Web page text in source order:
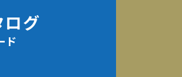
ログ
ド